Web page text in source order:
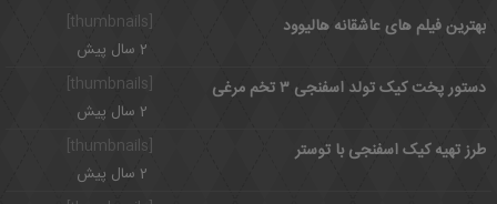
بهترین فیلم های عاشقانه هالیوود
2 سال پیش
[thumbnails]
دستور پخت کیک تولد اسفنجی ۳ تخم مرغی
2 سال پیش
طرز تهیه کیک اسفنجی با توستر
2 سال پیش